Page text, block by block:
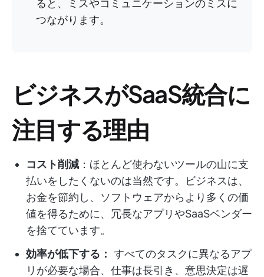
ると、ミスやコミュニケーションのミスに
つながります。
ビジネスがSaaS統合に
注目する理由
コスト削減 ：ほとんど使わないツールの山に支
払いをしたくないのは当然です。ビジネスは、
お金を節約し、ソフトウェアからより多くの価
値を得るために、冗長なアプリやSaaSベンダー
を捨てています。
効率が低下する： すべてのタスクに異なるアプ
リが必要な場合、仕事は長引き、意思決定は遅